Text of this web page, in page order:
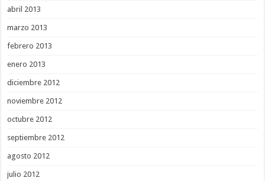
abril 2013
marzo 2013
febrero 2013
enero 2013
diciembre 2012
noviembre 2012
octubre 2012
septiembre 2012
agosto 2012
julio 2012